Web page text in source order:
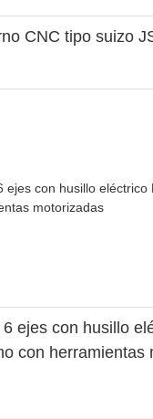
CNC tipo suizo
ejes con husillo
con herramientas